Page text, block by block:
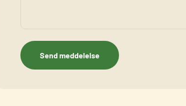
Send meddelelse